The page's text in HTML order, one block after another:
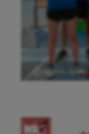
Ⓒ Gazette Sports